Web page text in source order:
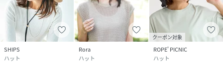
SHIPS
ハット
Rora
ハット
クーポン対象
ROPE' PICNIC
ハット